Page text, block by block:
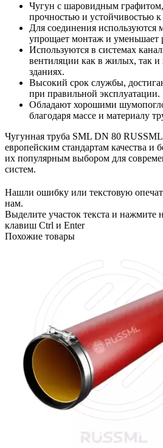
Чугун с шаровидным
прочностью и устойчивостью к
Для соединения
упрощает монтаж и уменьшает
Используются в системах
вентиляции как в жилых, так
зданиях.
Высокий срок службы,
при правильной эксплуатации.
Обладают хорошими
благодаря массе и материалу
Чугунная труба SML DN 80 RUSSML
европейским стандартам качества и
их популярным выбором для
систем.
Нашли ошибку или текстовую
нам.
Выделите участок текста и нажмите
клавиш Ctrl и Enter
Похожие товары